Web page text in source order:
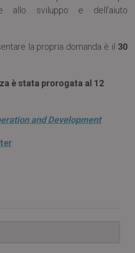
allo sviluppo e dell’aiuto
la propria domanda è il 30
è stata prorogata al 12
and Development